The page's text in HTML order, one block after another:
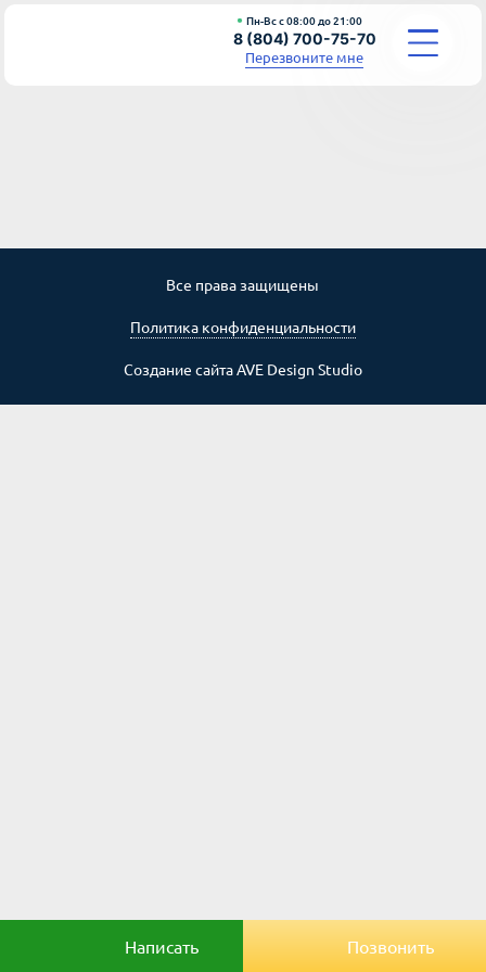
Пн-Вс с 08:00 до 21:00
8 (804) 700-75-70
Перезвоните мне
СТАТЬИ
СТОИМОСТЬВсе права защищены
Политика конфиденциальности
Создание сайтаAVE Design Studio
Написать Позвонить